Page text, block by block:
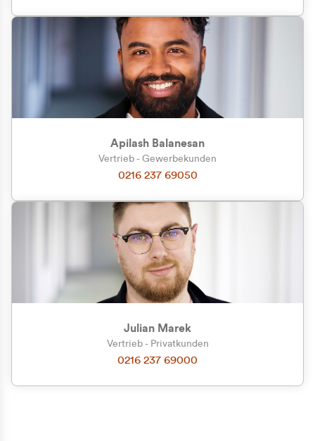
Zu welcher Kundengruppe
gehören Sie?
Privatkunde (inkl. MwSt.)
Geschäftskunde (exkl. MwSt.)
Apilash Balanesan
Vertrieb - Gewerbekunden
0216 237 69050
Julian Marek
Vertrieb - Privatkunden
0216 237 69000